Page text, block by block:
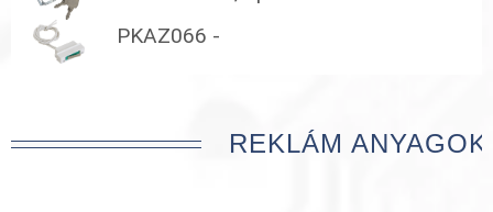
PKAZ066 -
REKLÁM ANYAGOK